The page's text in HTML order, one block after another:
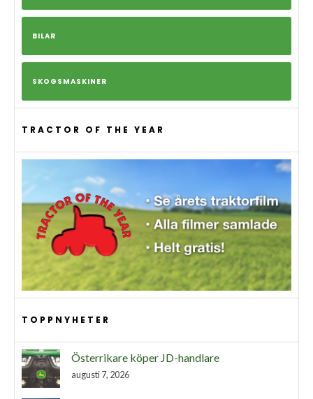
BILAR
SKOGSMASKINER
TRACTOR OF THE YEAR
TOPPNYHETER
Österrikare köper JD-handlare
augusti 7, 2026